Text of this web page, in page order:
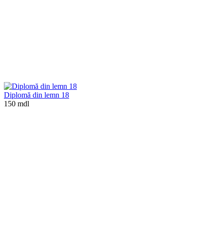
Diplomă din lemn 18
150 mdl